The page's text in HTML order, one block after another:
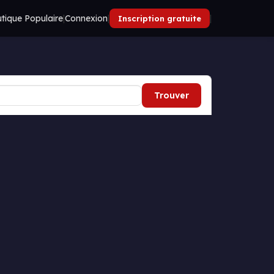
Populaire|Connexion| Inscription gratuite |
Trouver